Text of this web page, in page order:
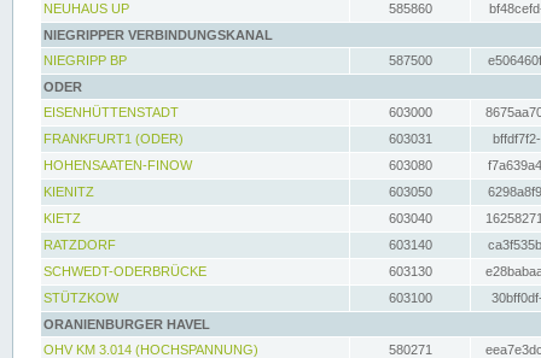
NEUHAUS UP
585860
NIEGRIPPER VERBINDUNGSKANAL
NIEGRIPP BP
587500
ODER
EISENHÜTTENSTADT
603000
FRANKFURT1 (ODER)
603031
HOHENSAATEN-FINOW
603080
KIENITZ
603050
KIETZ
603040
RATZDORF
603140
SCHWEDT-ODERBRÜCKE
603130
STÜTZKOW
603100
ORANIENBURGER HAVEL
OHV KM 3.014 (HOCHSPANNUNG)
580271